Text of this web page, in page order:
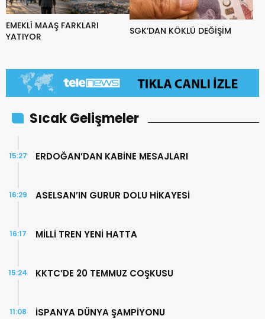
EMEKLİ MAAŞ FARKLARI
YATIYOR
SGK’DAN KÖKLÜ DEĞİŞİM
Sıcak Gelişmeler
ERDOĞAN’DAN KABİNE MESAJLARI
15:27
ASELSAN’IN GURUR DOLU HİKAYESİ
16:29
MİLLİ TREN YENİ HATTA
16:17
KKTC’DE 20 TEMMUZ COŞKUSU
15:24
İSPANYA DÜNYA ŞAMPİYONU
11:08